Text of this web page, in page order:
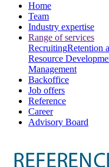
Home
Team
Industry expertise
Range of services
RecruitingRetention
Resource
Management
Backoffice
Job offers
Reference
Career
Advisory Board